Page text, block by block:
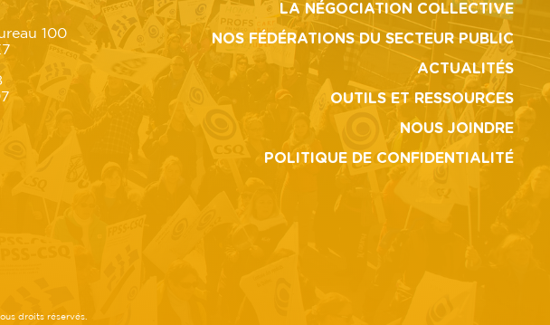
100
LA NÉGOCIATION COLLECTIVE
NOS FÉDÉRATIONS DU SECTEUR PUBLIC
ACTUALITÉS
OUTILS ET RESSOURCES
NOUS JOINDRE
POLITIQUE DE CONFIDENTIALITÉ
droits réservés.